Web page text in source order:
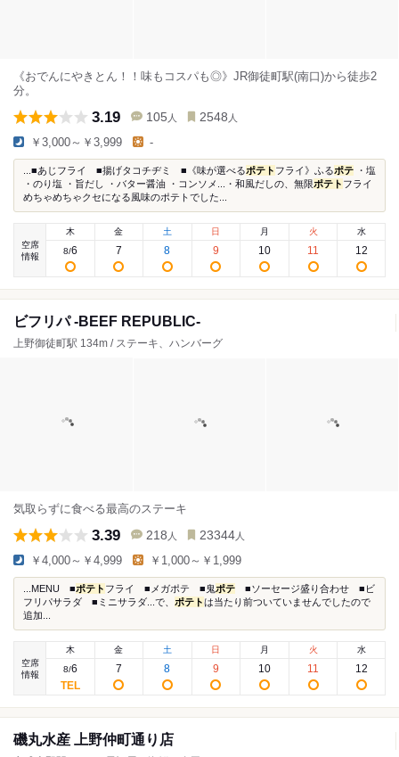
《おでんにやきとん！！味もコスパも◎》JR御徒町駅(南口)から徒歩2
分。
3.19 105 人 2548 人
￥3,000～￥3,999 -
...■あじフライ ■揚げタコチヂミ ■《味が選べるポテト フライ》ふるポテ ・塩
・のり塩 ・旨だし ・バター醤油 ・コンソメ...・和風だしの、無限ポテト フライ
めちゃめちゃクセになる風味のポテトでした...
空席
情報
木
8/6
金
7
土
8
日
9
月
10
火
11
水
12
ビフリパ -BEEF REPUBLIC-
上野御徒町駅 134m / ステーキ、ハンバーグ
気取らずに食べる最高のステーキ
3.39 218 人 23344 人
￥4,000～￥4,999 ￥1,000～￥1,999
...MENU ■ポテト フライ ■メガポテ ■鬼ポテ ■ソーセージ盛り合わせ ■ビ
フリパサラダ ■ミニサラダ...で、 ポテトは当たり前ついていませんでしたので
追加...
空席
情報
木
8/6
金
7
土
8
日
9
月
10
火
11
水
12
磯丸水産 上野仲町通り店